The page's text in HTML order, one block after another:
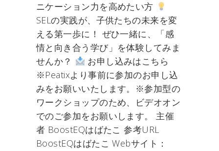
ニケーション力を高めたい方
SELの実践が、子供たちの未来を変
える第一歩に！ ぜひ一緒に、「感
情と向き合う学び」を体験してみま
せんか？
お申し込みはこちら
※Peatixより事前に参加のお申し込
みをお願いいたします。※参加型の
ワークショップのため、ビデオオン
でのご参加をお願いします。 主催
者 BoostEQはばたこ 参考URL
BoostEQはばたこ Webサイト：